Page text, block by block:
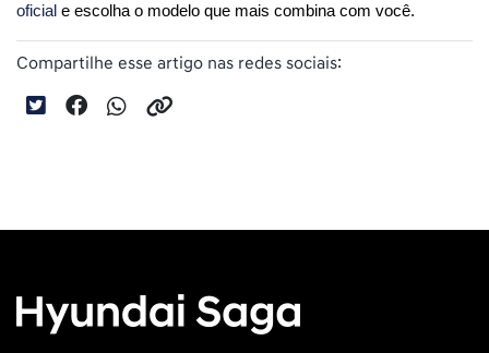
oficial e escolha o modelo que mais combina com você.
Compartilhe esse artigo nas redes sociais: